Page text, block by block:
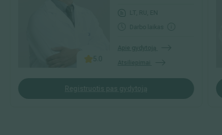
5.0
LT, RU, EN
Darbo laikas
Apie gydytoją
Atsiliepimai
Registruotis pas gydytoją